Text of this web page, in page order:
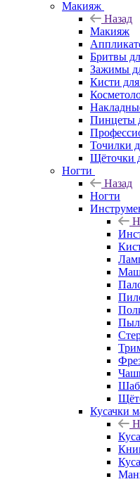
Макияж
Назад
Макияж
Бритвы
Зажимы
Кисти
Пинцеты
Точилки
Щёточки
Ногти
Назад
Ногти
Кусачки